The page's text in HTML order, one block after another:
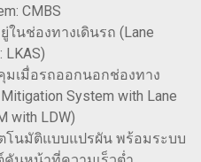
CMBS
นช่องทางเดินรถ (Lane
LKAS)
มเมื่อรถออกนอกช่องทาง
System with Lane
with LDW)
โนมัติแบบแปรผัน พร้อมระบบ